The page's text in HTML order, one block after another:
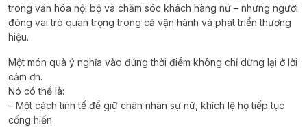
trong văn hóa nội bộ và chăm sóc khách hàng nữ – những người
đóng vai trò quan trọng trong cả vận hành và phát triển thương
hiệu.
Một món quà ý nghĩa vào đúng thời điểm không chỉ dừng lại ở lời
cảm ơn.
Nó có thể là:
– Một cách tinh tế để giữ chân nhân sự nữ, khích lệ họ tiếp tục
cống hiến